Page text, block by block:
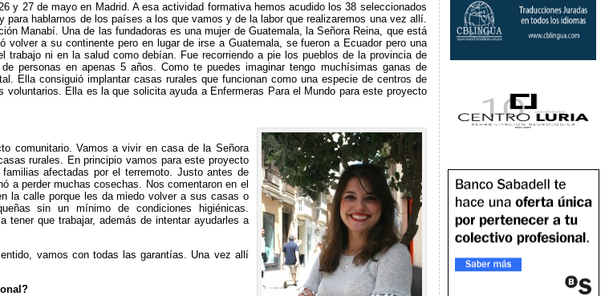
y 27 de mayo en Madrid. A esa actividad formativa hemos acudido los 38 seleccionados
para hablarnos de los países a los que vamos y de la labor que realizaremos una vez allí.
Manabí. Una de las fundadoras es una mujer de Guatemala, la Señora Reina, que está
a su continente pero en lugar de irse a Guatemala, se fueron a Ecuador pero una
ni en la salud como debían. Fue recorriendo a pie los pueblos de la provincia de
personas en apenas 5 años. Como te puedes imaginar tengo muchísimas ganas de
Ella consiguió implantar casas rurales que funcionan como una especie de centros de
Ella es la que solicita ayuda a Enfermeras Para el Mundo para este proyecto
comunitario. Vamos a vivir en casa de la Señora
rurales. En principio vamos para este proyecto
afectadas por el terremoto. Justo antes de
a perder muchas cosechas. Nos comentaron en el
la calle porque les da miedo volver a sus casas o
sin un mínimo de condiciones higiénicas.
tener que trabajar, además de intentar ayudarles a
vamos con todas las garantías. Una vez allí